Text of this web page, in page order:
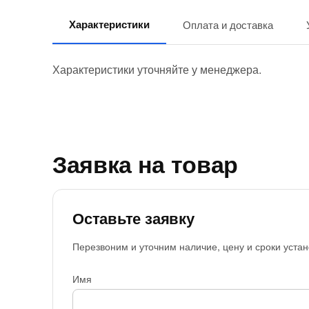
Характеристики Оплата и доставка
Характеристики уточняйте у менеджера.
Заявка на товар
Оставьте заявку
Перезвоним и уточним наличие, цену и сроки
Имя